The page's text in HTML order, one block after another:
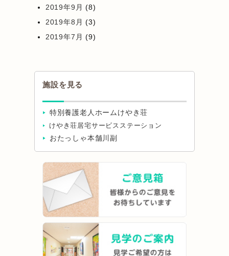
2019年9月 (8)
2019年8月 (3)
2019年7月 (9)
施設を見る
特別養護老人ホームけやき荘
けやき荘居宅サービスステーション
おたっしゃ本舗川副